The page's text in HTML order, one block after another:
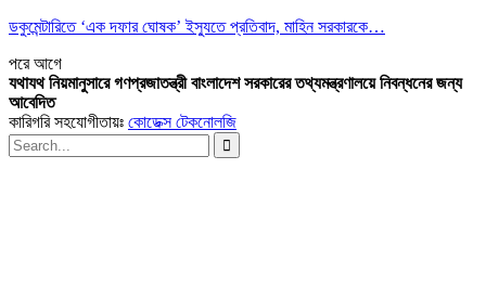
ডকুমেন্টারিতে ‘এক দফার ঘোষক’ ইস্যুতে প্রতিবাদ, মাহিন সরকারকে…
পরেআগে
যথাযথ নিয়মানুসারে গণপ্রজাতন্ত্রী বাংলাদেশ সরকারের তথ্যমন্ত্রণালয়ে নিবন্ধনের জন্য
আবেদিত
কারিগরি সহযোগীতায়ঃ কোডেক্স টেকনোলজি